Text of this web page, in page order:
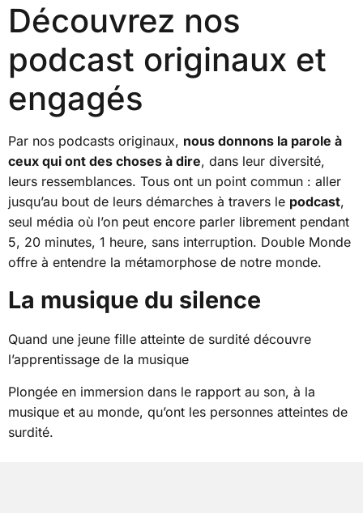
Découvrez nos
podcast originaux et
engagés
Par nos podcasts originaux, nous donnons la parole à
ceux qui ont des choses à dire, dans leur diversité,
leurs ressemblances. Tous ont un point commun : aller
jusqu’au bout de leurs démarches à travers le podcast,
seul média où l’on peut encore parler librement pendant
5, 20 minutes, 1 heure, sans interruption. Double Monde
offre à entendre la métamorphose de notre monde.
La musique du silence
Quand une jeune fille atteinte de surdité découvre
l’apprentissage de la musique
Plongée en immersion dans le rapport au son, à la
musique et au monde, qu’ont les personnes atteintes de
surdité.